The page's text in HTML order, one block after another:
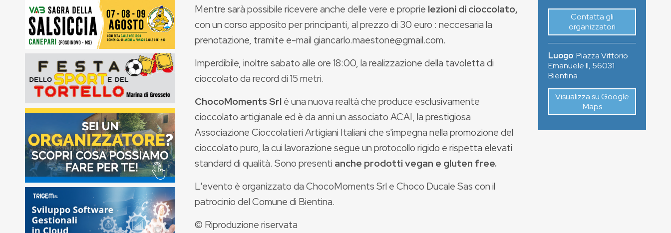
Mentre sarà possibile ricevere anche delle vere e proprie lezioni di cioccolato,
con uncorso apposito per principanti, al prezzo di 30 euro : neccesaria la
prenotazione, tramite e-mail giancarlo.maestone@gmail.com.
Imperdibile, inoltre sabato alle ore 18:00, la realizzazione della tavoletta di
cioccolato da record di 15 metri.
ChocoMoments Srlè una nuova realtà che produce esclusivamente
cioccolato artigianale ed è da anni un associato ACAI, la prestigiosa
Associazione Cioccolatieri Artigiani Italiani che s'impegna nella promozione del
cioccolato puro, la cui lavorazione segue un protocollo rigido e rispetta elevati
standard di qualità. Sono presenti anche prodotti vegan e gluten free.
L'evento è organizzato da ChocoMoments Srl e Choco Ducale Sas con il
patrociniodel Comune di Bientina.
© Riproduzione riservata
Contatta gli
organizzatori
Luogo:Piazza Vittorio
Emanuele II, 56031
Bientina
Visualizza su Google
Maps